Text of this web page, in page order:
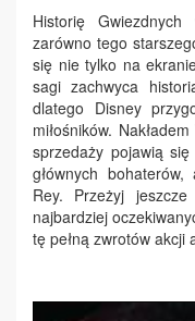
Historię
zarówno tego
się nie tylko na
sagi zachwyca
dlatego Disney
miłośników.
sprzedaży pojawią
głównych
Rey. Przeżyj
najbardziej
tę pełną zwrotów akcji